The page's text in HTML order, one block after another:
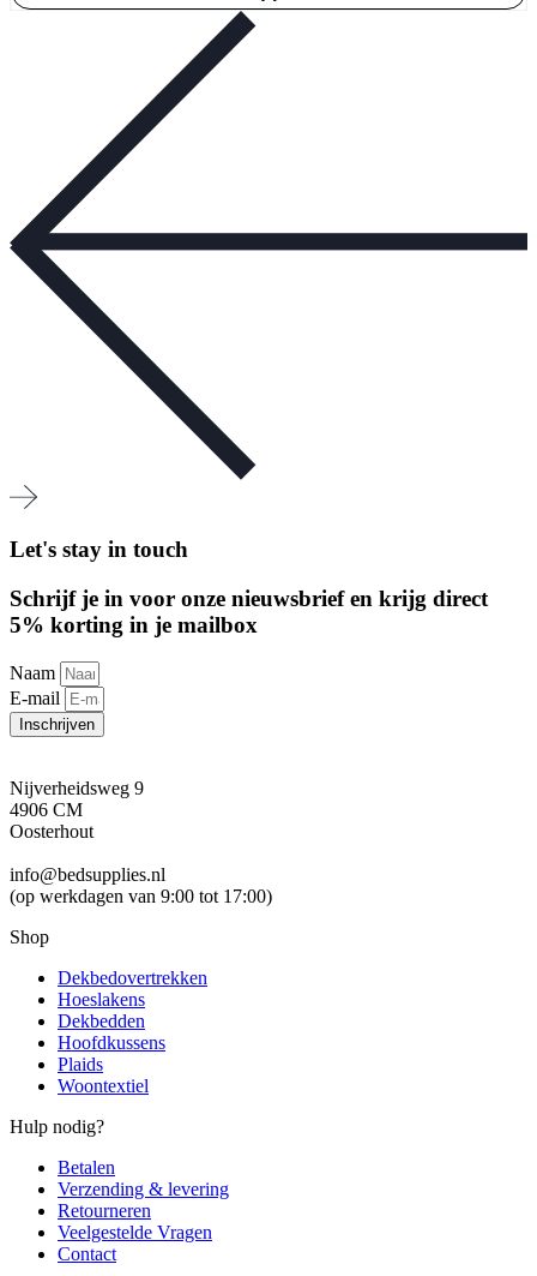
Let's stay in touch
Schrijf je in voor onze nieuwsbrief en krijg direct
5% korting in je mailbox
Naam
E-mail
Inschrijven
Nijverheidsweg 9
4906 CM
Oosterhout
info@bedsupplies.nl
(op werkdagen van 9:00 tot 17:00)
Shop
Dekbedovertrekken
Hoeslakens
Dekbedden
Hoofdkussens
Plaids
Woontextiel
Hulp nodig?
Betalen
Verzending & levering
Retourneren
Veelgestelde Vragen
Contact